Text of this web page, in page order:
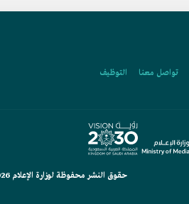
تواصل معنا التوظيف
حقوق النشر محفوظة لوزارة الإعلام 2026